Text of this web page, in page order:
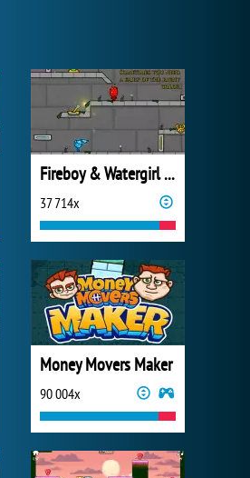
Fireboy & Watergirl 6: Fairy Tales
37 714x
Money Movers Maker
90 004x